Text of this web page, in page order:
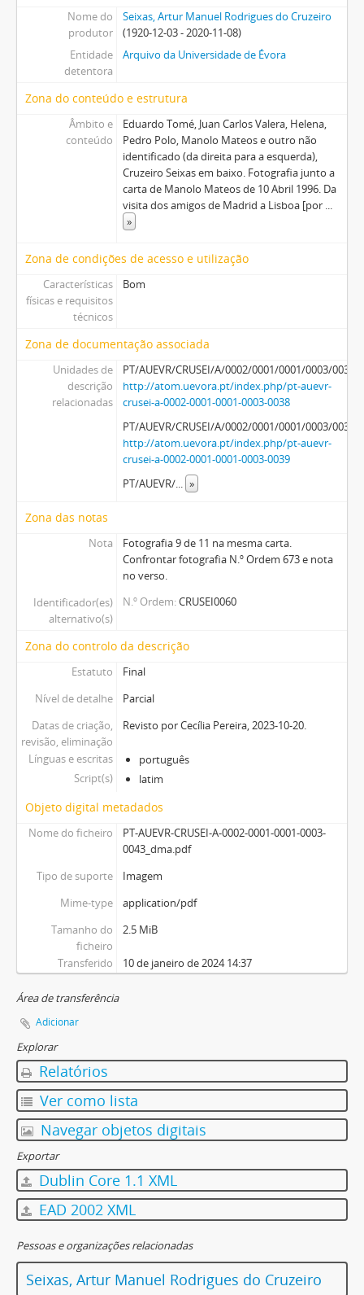
Nome do
produtor
Seixas, Artur Manuel Rodrigues do Cruzeiro
(1920-12-03 - 2020-11-08)
Entidade
detentora
Arquivo da Universidade de Évora
Zona do conteúdo e estrutura
Âmbito e
conteúdo
Eduardo Tomé, Juan Carlos Valera, Helena,
Pedro Polo, Manolo Mateos e outro não
identificado (da direita para a esquerda),
Cruzeiro Seixas em baixo. Fotografia junto a
carta de Manolo Mateos de 10 Abril 1996. Da
visita dos amigos de Madrid a Lisboa [por ...
»
Zona de condições de acesso e utilização
Características
físicas e requisitos
técnicos
Bom
Zona de documentação associada
Unidades de
descrição
relacionadas
PT/AUEVR/CRUSEI/A/0002/0001/0001/0003/0038
http://atom.uevora.pt/index.php/pt-auevr-
crusei-a-0002-0001-0001-0003-0038
PT/AUEVR/CRUSEI/A/0002/0001/0001/0003/0039
http://atom.uevora.pt/index.php/pt-auevr-
crusei-a-0002-0001-0001-0003-0039
PT/AUEVR/... »
Zona das notas
Nota
Fotografia 9 de 11 na mesma carta.
Confrontar fotografia N.º Ordem 673 e nota
no verso.
Identificador(es)
alternativo(s)
N.º Ordem CRUSEI0060
Zona do controlo da descrição
Estatuto
Final
Nível de detalhe
Parcial
Datas de criação,
revisão, eliminação
Revisto por Cecília Pereira, 2023-10-20.
Línguas e escritas
português
Script(s)
latim
Objeto digital metadados
Nome do ficheiro
PT-AUEVR-CRUSEI-A-0002-0001-0001-0003-
0043_dma.pdf
Tipo de suporte
Imagem
Mime-type
application/pdf
Tamanho do
ficheiro
2.5 MiB
Transferido 10 de janeiro de 2024 14:37
Área de transferência
Adicionar
Explorar
Relatórios
Ver como lista
Navegar objetos digitais
Exportar
Dublin Core 1.1 XML
EAD 2002 XML
Pessoas e organizações relacionadas
Seixas, Artur Manuel Rodrigues do Cruzeiro